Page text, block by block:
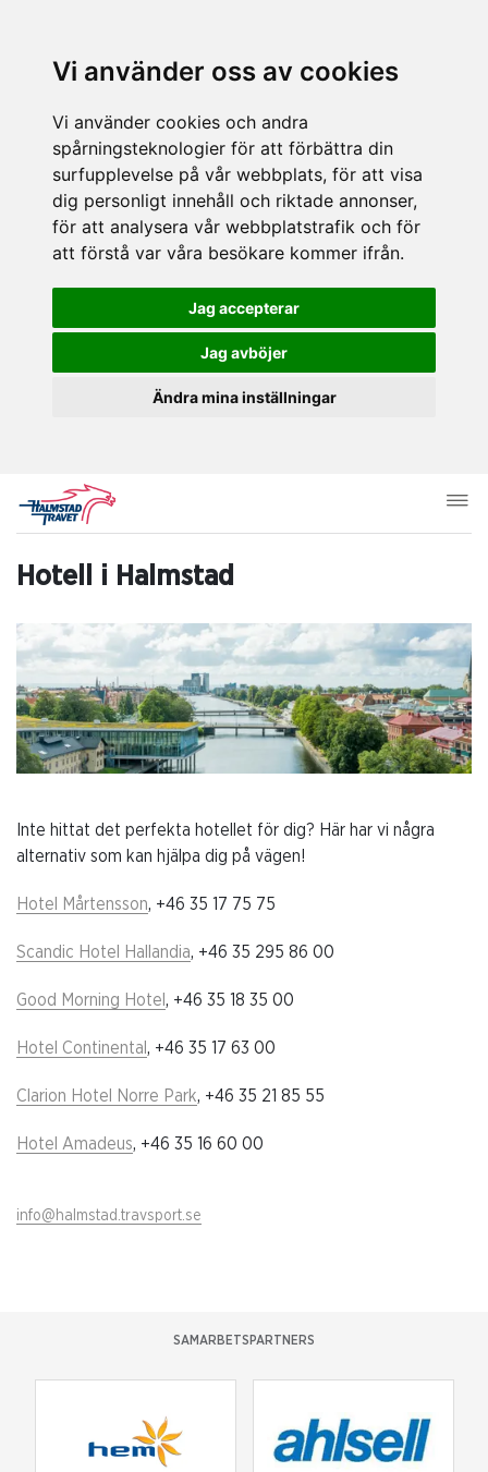
Vi använder oss av cookies
Vi använder cookies och andra
spårningsteknologier för att förbättra din
surfupplevelse på vår webbplats, för att visa
dig personligt innehåll och riktade annonser,
för att analysera vår webbplatstrafik och för
att förstå var våra besökare kommer ifrån.
Jag accepterar
Jag avböjer
Ändra mina inställningar
Hotell i Halmstad
Inte hittat det perfekta hotellet för dig? Här har vi några
alternativ som kan hjälpa dig på vägen!
Hotel Mårtensson, +46 35 17 75 75
Scandic Hotel Hallandia, +46 35 295 86 00
Good Morning Hotel , +46 35 18 35 00
Hotel Continental , +46 35 17 63 00
Clarion Hotel Norre Park, +46 35 21 85 55
Hotel Amadeus, +46 35 16 60 00
info@halmstad.travsport.se
SAMARBETSPARTNERS